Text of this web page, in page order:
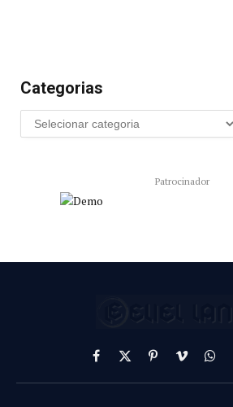
Categorias
Patrocinador
Facebook
X
(Twitter)
PinterestVimeo